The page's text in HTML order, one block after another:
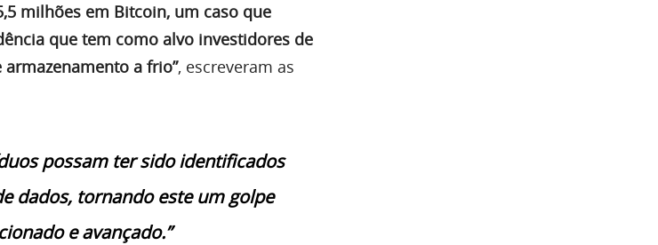
milhões em Bitcoin, um caso que
que tem como alvo investidores de
a frio”, escreveram as
possam ter sido identificados
dados, tornando este um golpe
e avançado.”